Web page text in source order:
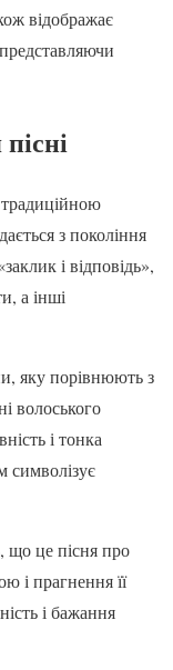
відображає
з покоління
і відповідь»,
а інші
яку порівнюють з
волоського
і тонка
символізує
що це пісня про
і прагнення її
і бажання